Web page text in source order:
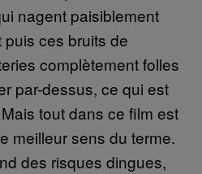
nagent paisiblement
ces bruits de
complètement folles
par-dessus, ce qui est
tout dans ce film est
meilleur sens du terme.
des risques dingues,